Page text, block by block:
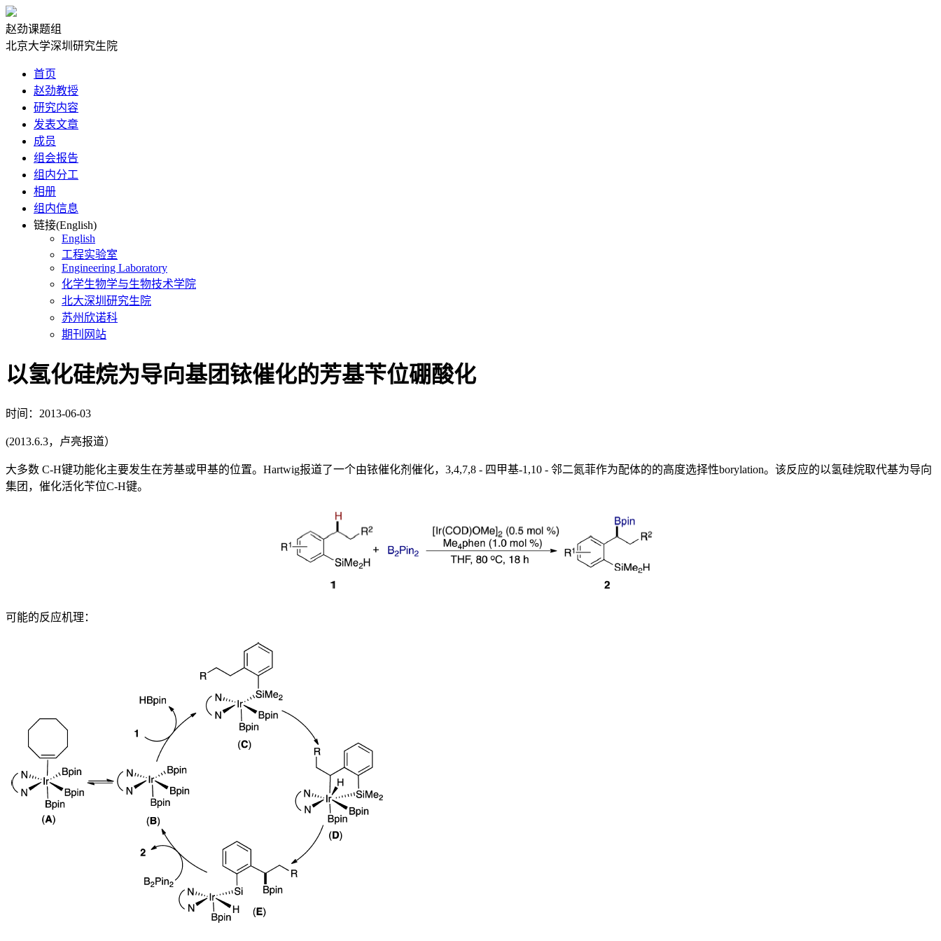
赵劲课题组
北京大学深圳研究生院
首页
赵劲教授
研究内容
发表文章
成员
组会报告
组内分工
相册
组内信息
链接(English)
English
工程实验室
Engineering Laboratory
化学生物学与生物技术学院
北大深圳研究生院
苏州欣诺科
期刊网站
以氢化硅烷为导向基团铱催化的芳基苄位硼酸化
时间：2013-06-03
(2013.6.3，卢亮报道）
大多数 C-H键功能化主要发生在芳基或甲基的位置。Hartwig报道了一个由铱催化剂催化，3,4,7,8 - 四甲基-1,10 - 邻二氮菲作为配体的的高度选择性borylation。该反应的以氢硅烷取代基为导向
集团，催化活化苄位C-H键。
可能的反应机理：